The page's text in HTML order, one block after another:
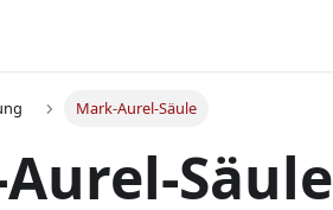
Mark-Aurel-Säule
Säule